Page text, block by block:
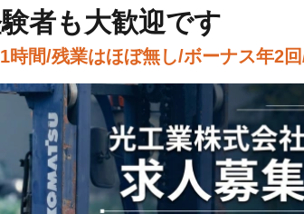
者も大歓迎です
時間/残業はほぼ無し/ボーナス年2